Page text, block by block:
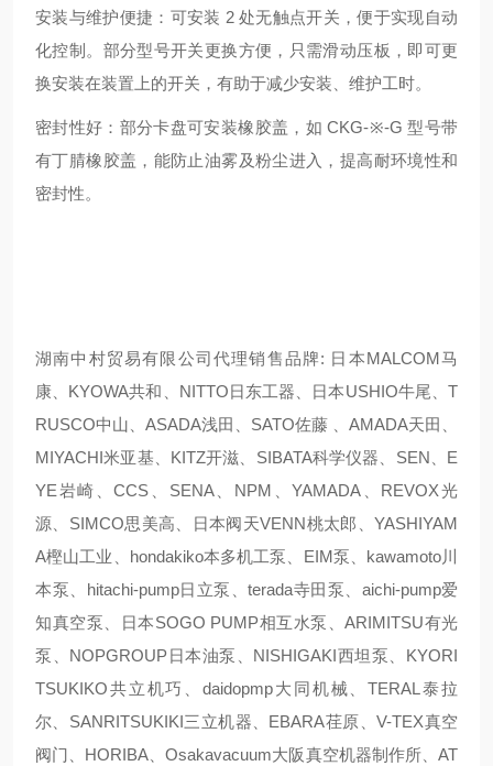
安装与维护便捷：可安装 2 处无触点开关，便于实现自动
化控制。部分型号开关更换方便，只需滑动压板，即可更
换安装在装置上的开关，有助于减少安装、维护工时。
密封性好：部分卡盘可安装橡胶盖，如 CKG-※-G 型号带
有丁腈橡胶盖，能防止油雾及粉尘进入，提高耐环境性和
密封性。
湖南中村贸易有限公司代理销售品牌: 日本MALCOM马
康、KYOWA共和、NITTO日东工器、日本USHIO牛尾、T
RUSCO中山、ASADA浅田、SATO佐藤 、AMADA天田、
MIYACHI米亚基、KITZ开滋、SIBATA科学仪器、SEN、E
YE岩崎、CCS、SENA、NPM、YAMADA、REVOX光
源、SIMCO思美高、日本阀天VENN桃太郎、YASHIYAM
A樫山工业、hondakiko本多机工泵、EIM泵、kawamoto川
本泵、hitachi-pump日立泵、terada寺田泵、aichi-pump爱
知真空泵、日本SOGO PUMP相互水泵、ARIMITSU有光
泵、NOPGROUP日本油泵、NISHIGAKI西坦泵、KYORI
TSUKIKO共立机巧、daidopmp大同机械、TERAL泰拉
尔、SANRITSUKIKI三立机器、EBARA荏原、V-TEX真空
阀门、HORIBA、Osakavacuum大阪真空机器制作所、AT